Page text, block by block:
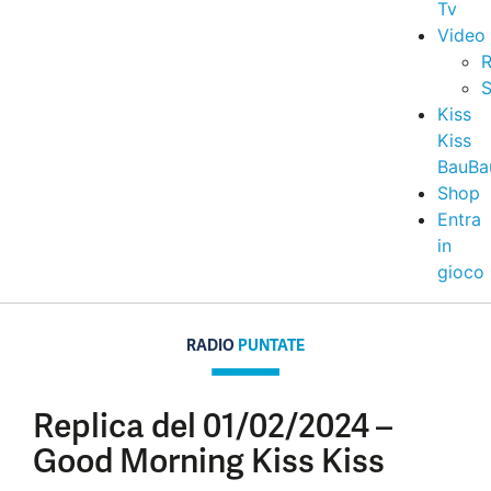
Tv
Video
Kiss
Kiss
Shop
Entra
in
gioco
RADIO PUNTATE
Replica del 01/02/2024 –
Good Morning Kiss Kiss